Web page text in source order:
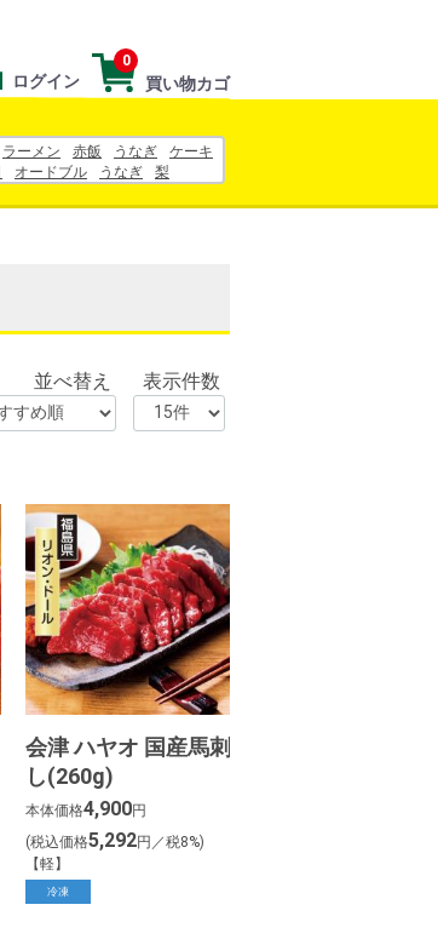
買い物カゴ
0
ログイン
ラーメン 赤飯 うなぎ
ケーキ
オードブル うなぎ
梨
並べ替え 表示件数
会津 ハヤオ 国産馬刺
し(260g)
本体価格4,900円
(税込価格5,292円／税8%)
【軽】
冷凍